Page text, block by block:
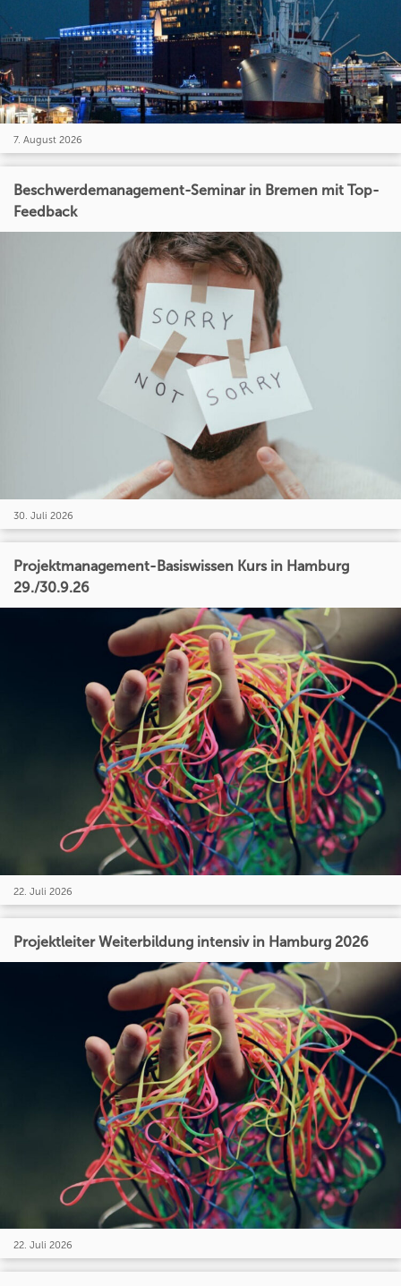
7. August 2026
Beschwerdemanagement-Seminar in Bremen mit Top-
Feedback
30. Juli 2026
Projektmanagement-Basiswissen Kurs in Hamburg
29./30.9.26
22. Juli 2026
Projektleiter Weiterbildung intensiv in Hamburg 2026
22. Juli 2026